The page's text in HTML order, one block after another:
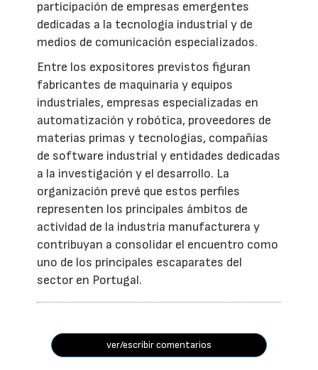
participación de empresas emergentes
dedicadas a la tecnología industrial y de
medios de comunicación especializados.
Entre los expositores previstos figuran
fabricantes de maquinaria y equipos
industriales, empresas especializadas en
automatización y robótica, proveedores de
materias primas y tecnologías, compañías
de software industrial y entidades dedicadas
a la investigación y el desarrollo. La
organización prevé que estos perfiles
representen los principales ámbitos de
actividad de la industria manufacturera y
contribuyan a consolidar el encuentro como
uno de los principales escaparates del
sector en Portugal.
ver/escribir comentarios